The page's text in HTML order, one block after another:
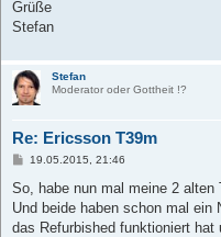
Grüße
Stefan
Stefan
Moderator oder Gottheit !?
Re: Ericsson T39m
B
i
r
a
19.05.2015, 21:46
So, habe nun mal meine 2
Und beide haben schon mal
das Refurbished funktioniert hat